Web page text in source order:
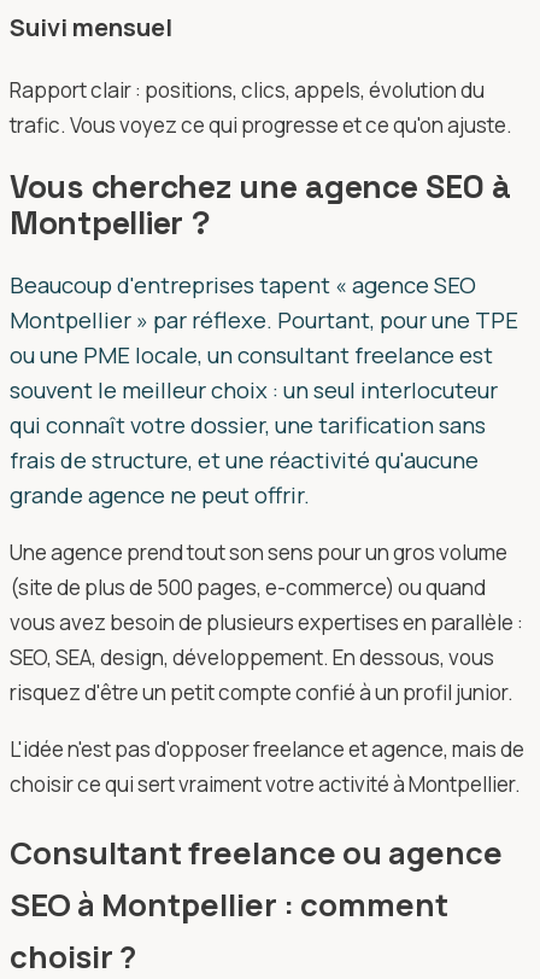
Suivi mensuel
Rapport clair : positions, clics, appels, évolution du
trafic. Vous voyez ce qui progresse et ce qu'on ajuste.
Vous cherchez une agence SEO à
Montpellier ?
Beaucoup d'entreprises tapent « agence SEO
Montpellier » par réflexe. Pourtant, pour une TPE
ou une PME locale, un consultant freelance est
souvent le meilleur choix : un seul interlocuteur
qui connaît votre dossier, une tarification sans
frais de structure, et une réactivité qu'aucune
grande agence ne peut offrir.
Une agence prend tout son sens pour un gros volume
(site de plus de 500 pages, e-commerce) ou quand
vous avez besoin de plusieurs expertises en parallèle :
SEO, SEA, design, développement. En dessous, vous
risquez d'être un petit compte confié à un profil junior.
L'idée n'est pas d'opposer freelance et agence, mais de
choisir ce qui sert vraiment votre activité à Montpellier.
Consultant freelance ou agence
SEO à Montpellier : comment
choisir ?